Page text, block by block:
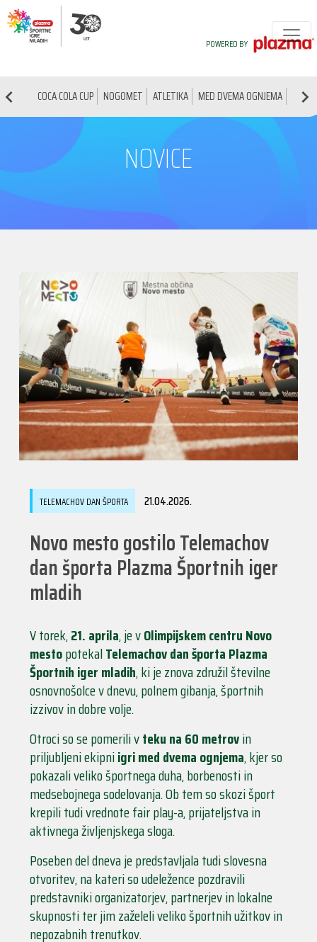
COCA COLA CUP NOGOMET ATLETIKA MED DVEMA OGNJEMA
POWERED BY
NOVICE
TELEMACHOV DAN ŠPORTA 21.04.2026.
Novo mesto gostilo Telemachov
dan športa Plazma Športnih iger
mladih
V torek,21. aprila, je vOlimpijskem centru Novo
mestopotekalTelemachov dan športa Plazma
Športnih iger mladih, ki je znova združil številne
osnovnošolce v dnevu, polnem gibanja, športnih
izzivov in dobre volje.
Otroci so se pomerili vteku na 60 metrovin
priljubljeni ekipniigri med dvema ognjema, kjer so
pokazali veliko športnega duha, borbenosti in
medsebojnega sodelovanja. Ob tem so skozi šport
krepili tudi vrednote fair play-a, prijateljstva in
aktivnega življenjskega sloga.
Poseben del dneva je predstavljala tudi slovesna
otvoritev, na kateri so udeležence pozdravili
predstavniki organizatorjev, partnerjev in lokalne
skupnosti ter jim zaželeli veliko športnih užitkov in
nepozabnih trenutkov.